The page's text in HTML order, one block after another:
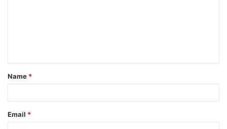
t
*
Name *
Email *